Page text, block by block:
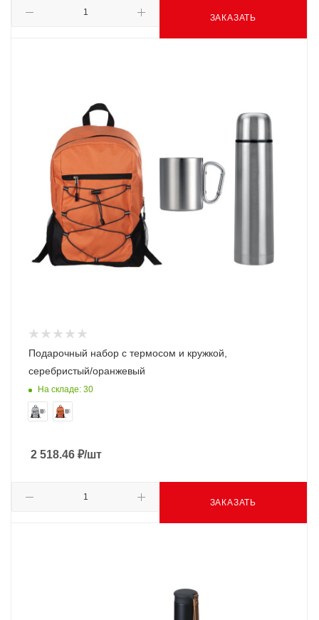
ЗАКАЗАТЬ
Подарочный набор с термосом и кружкой,
серебристый/оранжевый
На складе: 30
2 518.46 ₽/шт
ЗАКАЗАТЬ